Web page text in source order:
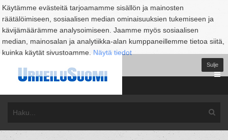
Käytämme evästeitä tarjoamamme sisällön ja mainosten
räätälöimiseen, sosiaalisen median ominaisuuksien tukemiseen ja
kävijämäärämme analysoimiseen. Jaamme myös sosiaalisen
median, mainosalan ja analytiikka-alan kumppaneillemme tietoa siitä,
kuinka käytät sivustoamme. Näytä tiedot
Sulje